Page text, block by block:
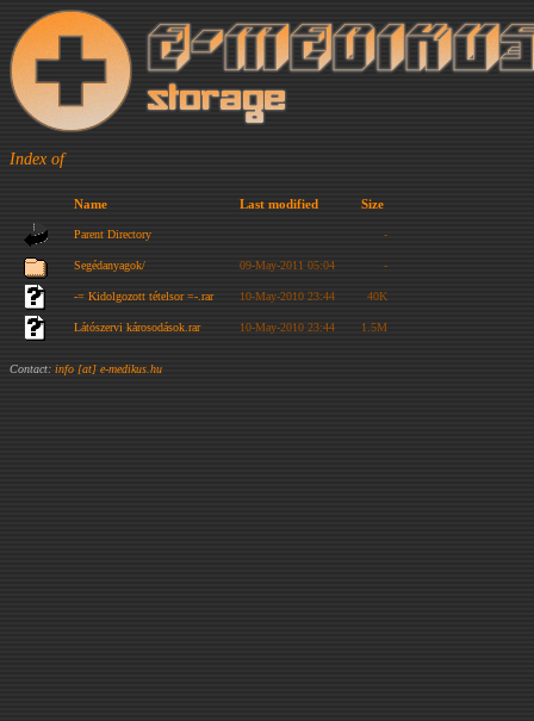
Index of
Name Last modified Size
Parent Directory -
Segédanyagok/ 09-May-2011 05:04 -
-= Kidolgozott tételsor =-.rar 10-May-2010 23:44 40K
Látószervi károsodások.rar 10-May-2010 23:44 1.5M
Contact: info [at] e-medikus.hu